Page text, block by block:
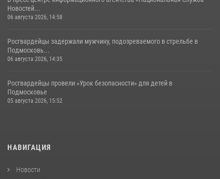
Новостей...
06 августа 2026, 14:58
Росгвардейцы задержали мужчину, подозреваемого в стрельбе в
Подмосковь...
06 августа 2026, 14:35
Росгвардейцы провели «Урок безопасности» для детей в
Подмосковье
05 августа 2026, 15:52
НАВИГАЦИЯ
Новости